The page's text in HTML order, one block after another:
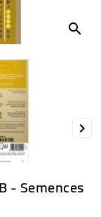
search

- Semences